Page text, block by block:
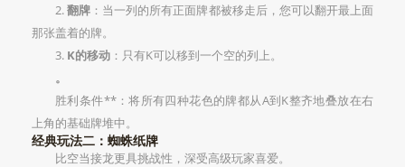
2.翻牌 ：当一列的所有正面牌都被移走后，您可以翻开最上面
那张盖着的牌。
3. K的移动 ：只有K可以移到一个空的列上。
。
胜利条件**：将所有四种花色的牌都从A到K整齐地叠放在右
上角的基础牌堆中。
经典玩法二：蜘蛛纸牌
比空当接龙更具挑战性，深受高级玩家喜爱。